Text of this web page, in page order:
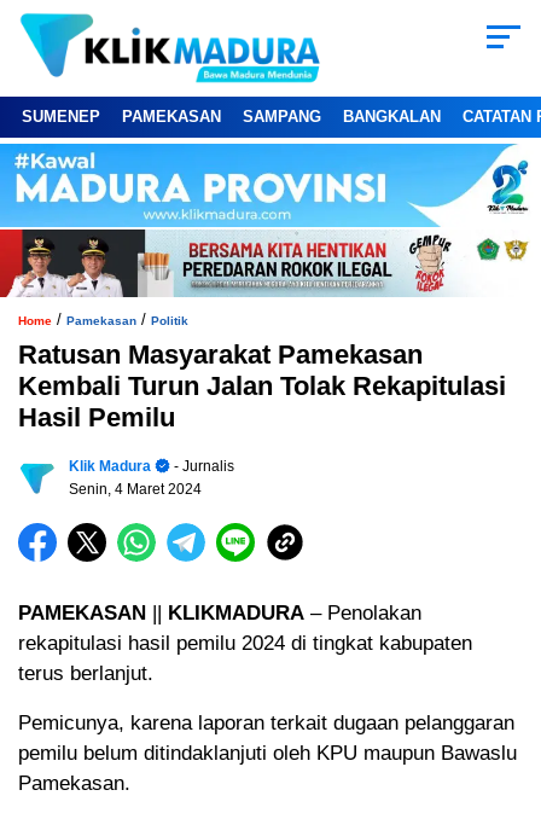
SUMENEP PAMEKASAN SAMPANG BANGKALAN CATATAN
Home / Pamekasan / Politik
Ratusan Masyarakat Pamekasan
Kembali Turun Jalan Tolak Rekapitulasi
Hasil Pemilu
Klik Madura
- Jurnalis
Senin, 4 Maret 2024
PAMEKASAN || KLIKMADURA – Penolakan
rekapitulasi hasil pemilu 2024 di tingkat kabupaten
terus berlanjut.
Pemicunya, karena laporan terkait dugaan pelanggaran
pemilu belum ditindaklanjuti oleh KPU maupun Bawaslu
Pamekasan.